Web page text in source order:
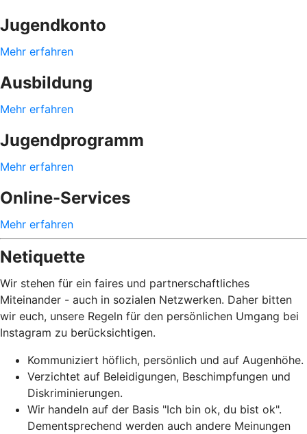
Jugendkonto
Mehr erfahren
Ausbildung
Mehr erfahren
Jugendprogramm
Mehr erfahren
Online-Services
Mehr erfahren
Netiquette
Wir stehen für ein faires und partnerschaftliches
Miteinander - auch in sozialen Netzwerken. Daher bitten
wir euch, unsere Regeln für den persönlichen Umgang bei
Instagram zu berücksichtigen.
Kommuniziert höflich, persönlich und auf Augenhöhe.
Verzichtet auf Beleidigungen, Beschimpfungen und
Diskriminierungen.
Wir handeln auf der Basis "Ich bin ok, du bist ok".
Dementsprechend werden auch andere Meinungen